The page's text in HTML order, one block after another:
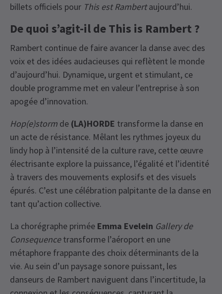
billets officiels pour This est Rambertaujourd’hui.
De quoi s’agit-il de This is Rambert ?
Rambert continue de faire avancer la danse avec des
voix et des idées audacieuses qui reflètent le monde
d’aujourd’hui. Dynamique, urgent et stimulant, ce
double programme met en valeur l’entreprise à son
apogée d’innovation.
Hop(e)storm de (LA)HORDE transforme la danse en
un acte de résistance. Mêlant les rythmes joyeux du
lindy hop à l’intensité de la culture rave, cette œuvre
électrisante explore la puissance, l’égalité et l’identité
à travers des mouvements explosifs et des visuels
épurés. C’est une célébration palpitante de la danse en
tant qu’action collective.
La chorégraphe primée Emma Evelein Gallery de
Consequencetransforme l’aéroport en une
métaphore frappante des choix déterminants de la
vie. Au sein d’un paysage sonore puissant, les
danseurs de Rambert naviguent dans l’incertitude, la